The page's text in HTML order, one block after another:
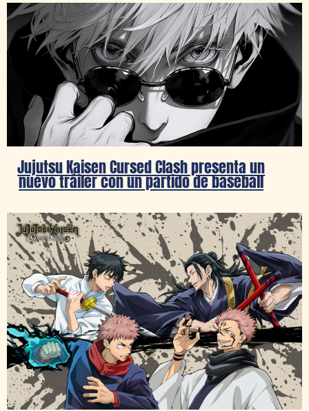
Jujutsu Kaisen Cursed Clash presenta un
nuevo tráiler con un partido de baseball